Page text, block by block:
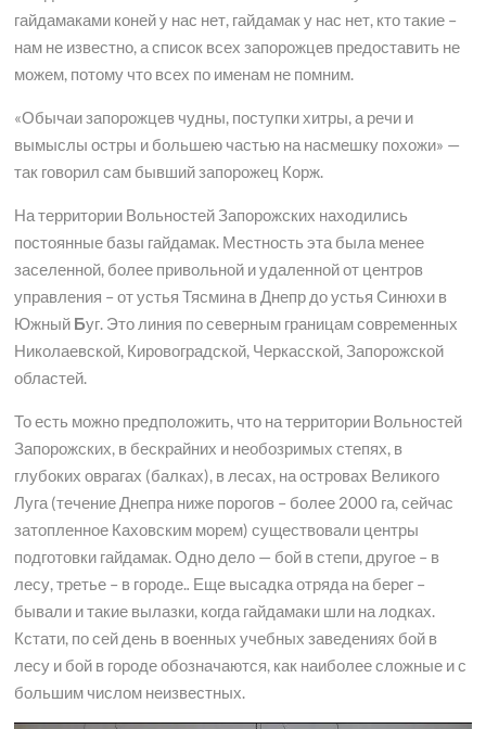
гайдамаками коней у нас нет, гайдамак у нас нет, кто такие –
нам не известно, а список всех запорожцев предоставить не
можем, потому что всех по именам не помним.
«Обычаи запорожцев чудны, поступки хитры, а речи и
вымыслы остры и большею частью на насмешку похожи» —
так говорил сам бывший запорожец Корж.
На территории Вольностей Запорожских находились
постоянные базы гайдамак. Местность эта была менее
заселенной, более привольной и удаленной от центров
управления – от устья Тясмина в Днепр до устья Синюхи в
Южный Буг. Это линия по северным границам современных
Николаевской, Кировоградской, Черкасской, Запорожской
областей.
То есть можно предположить, что на территории Вольностей
Запорожских, в бескрайних и необозримых степях, в
глубоких оврагах (балках), в лесах, на островах Великого
Луга (течение Днепра ниже порогов – более 2000 га, сейчас
затопленное Каховским морем) существовали центры
подготовки гайдамак. Одно дело — бой в степи, другое – в
лесу, третье – в городе.. Еще высадка отряда на берег –
бывали и такие вылазки, когда гайдамаки шли на лодках.
Кстати, по сей день в военных учебных заведениях бой в
лесу и бой в городе обозначаются, как наиболее сложные и с
большим числом неизвестных.